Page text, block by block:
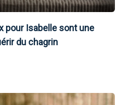
pour Isabelle sont une
du chagrin